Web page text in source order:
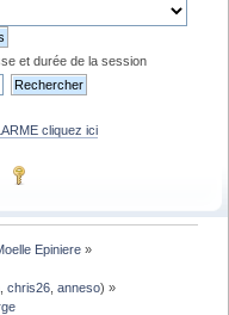
et durée de la session
cliquez ici
Epiniere »
,chris26 ,anneso) »